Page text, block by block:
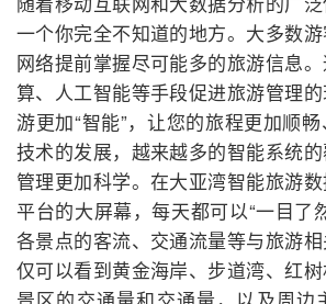
一个你完全不知道的地方。大多数
网络提前掌握尽可能多的旅游信息
算、人工智能等手段促进旅游管理
游更加“智能”，让您的旅程更加顺
技术的发展，越来越多的智能系统
管理更加科学。在大亚湾智能旅游
平台的大屏幕，每天都可以“一目了
各景点的客流、交通流量等与旅游
仅可以看到黄金海岸、步道湾、红